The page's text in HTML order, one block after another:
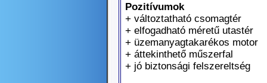
Pozitívumok
+ változtatható csomagtér
+ elfogadható méretű utastér
+ üzemanyagtakarékos motor
+ áttekinthető műszerfal
+ jó biztonsági felszereltség